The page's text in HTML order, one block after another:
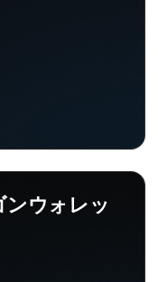
ウォレッ